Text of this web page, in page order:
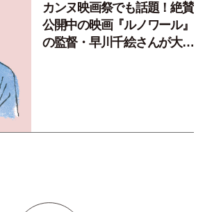
カンヌ映画祭でも話題！絶賛
公開中の映画『ルノワール』
の監督・早川千絵さんが大切